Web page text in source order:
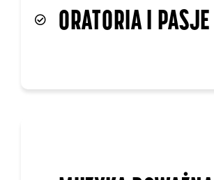
ORATORIA I PASJE